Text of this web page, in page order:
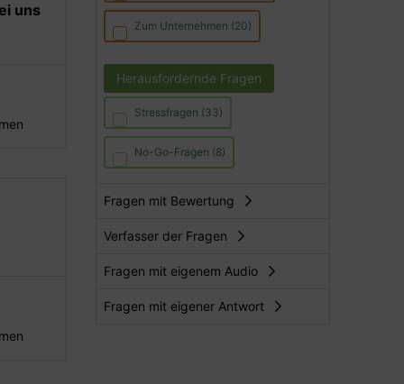
uns
Zum Unternehmen (20)
Herausfordernde Fragen
Stressfragen (33)
No-Go-Fragen (8)
Fragen mit Bewertung
Verfasser der Fragen
Fragen mit eigenem Audio
Fragen mit eigener Antwort